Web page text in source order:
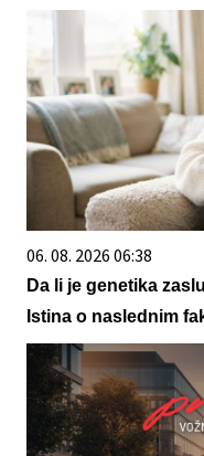
06. 08. 2026 06:38
Da li je genetika
Istina o naslednim